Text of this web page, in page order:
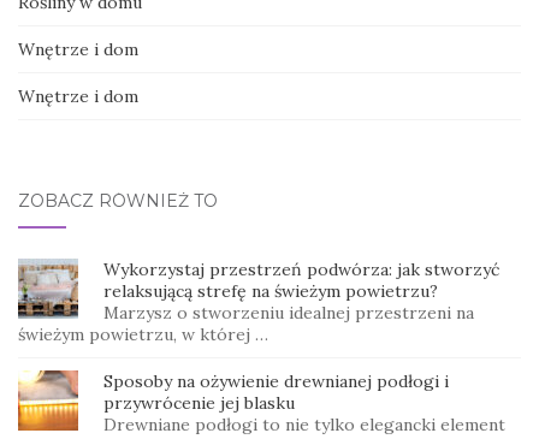
Wnętrze i dom
Wnętrze i dom
ZOBACZ RÓWNIEŻ TO
Wykorzystaj przestrzeń podwórza: jak stworzyć
relaksującą strefę na świeżym powietrzu?
Marzysz o stworzeniu idealnej przestrzeni na
świeżym powietrzu, w której …
Sposoby na ożywienie drewnianej podłogi i
przywrócenie jej blasku
Drewniane podłogi to nie tylko elegancki element